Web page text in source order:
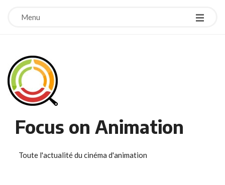
Menu
Focus on Animation
Toute l'actualité du cinéma d'animation